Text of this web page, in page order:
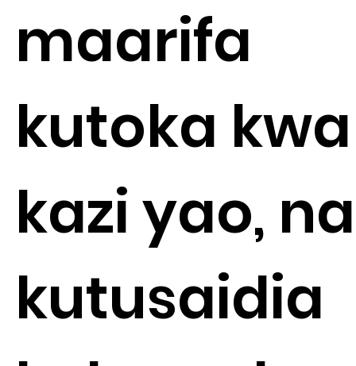
maarifa
kutoka kwa
kazi yao, na
kutusaidia